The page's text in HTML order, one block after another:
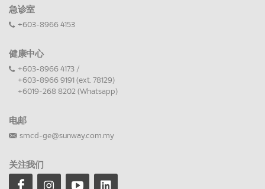
急诊室
+603-8966 4153
健康中心
+603-8966 4173 /
+603-8966 9191 (ext. 78129)
+6019-268 8202 (Whatsapp)
电邮
smcd-ge@sunway.com.my
关注我们